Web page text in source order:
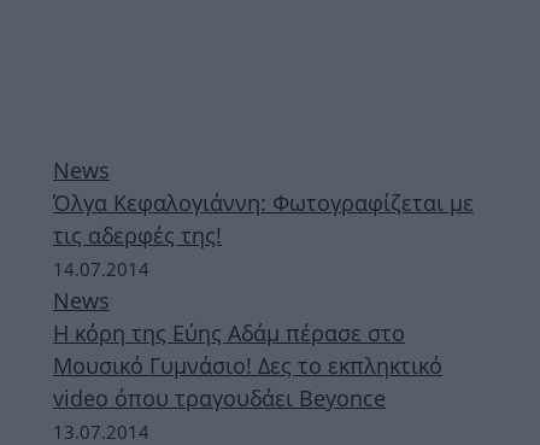
News
Όλγα Κεφαλογιάννη: Φωτογραφίζεται με
τις αδερφές της!
14.07.2014
News
Η κόρη της Εύης Αδάμ πέρασε στο
Μουσικό Γυμνάσιο! Δες το εκπληκτικό
video όπου τραγουδάει Beyonce
13.07.2014